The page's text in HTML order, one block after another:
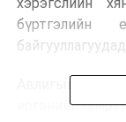
бүртгэлийн
Авлигын
иргэнийг